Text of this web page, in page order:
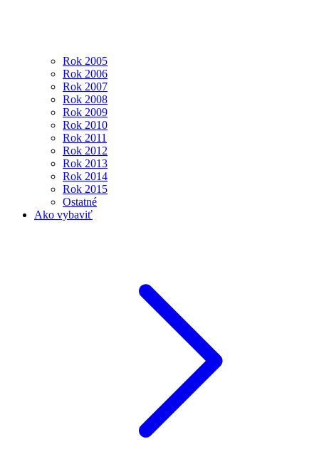
Rok 2005
Rok 2006
Rok 2007
Rok 2008
Rok 2009
Rok 2010
Rok 2011
Rok 2012
Rok 2013
Rok 2014
Rok 2015
Ostatné
Ako vybaviť